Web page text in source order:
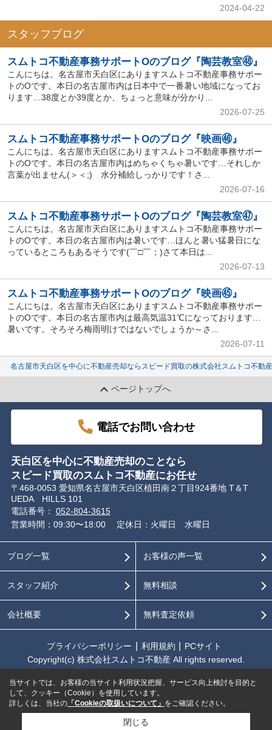
2024-04-22
スタッフブログ
スムトコ不動産事務サポートOのブログ『陶芸教室㊽』
こんにちは。名古屋市天白区にありますスムトコ不動産事務サポー
トのOです。本日の名古屋市内は日本中で一番暑い地域になってお
ります…38度とか39度とか、ちょっと意味が分かり...
2026-07-25
スムトコ不動産事務サポートOのブログ『映画㊻』
こんにちは。名古屋市天白区にありますスムトコ不動産事務サポー
トのOです。本日の名古屋市内はめちゃくちゃ暑いです…それしか
言葉が出ません(＞＜;) 水分補給しっかりです！さ...
2026-07-16
スムトコ不動産事務サポートOのブログ『陶芸教室㊼』
こんにちは。名古屋市天白区にありますスムトコ不動産事務サポー
トのOです。本日の名古屋市内は暑いです…ほんと暑い猛暑日にな
っているところもあるそうです(￣□￣；)さて本日は...
2026-07-13
スムトコ不動産事務サポートOのブログ『映画㊺』
こんにちは。名古屋市天白区にありますスムトコ不動産事務サポー
トのOです。本日の名古屋市内は最高気温31℃になっております…
暑いです。そろそろ梅雨明けではないでしょうか～さ...
2026-07-11
名古屋市天白区を中心に不動産売却ならスピード買取の株式会社スムトコ不動
ページトップへ
電話でお問い合わせ
天白区を中心に不動産売却のことなら
スピード買取のスムトコ不動産にお任せ
〒468-0053 愛知県名古屋市天白区植田南２丁目924番地 T＆T
UEDA HILLS 101
電話番号： 052-804-3615
営業時間：09:30〜18:00
定休日：火曜日 水曜日
ブログ一覧
スタッフ紹介
会社概要
お客様の声一覧
無料相談
無料査定依頼
プライバシーポリシー 利用規約
PCサイト
Copyright(c) 株式会社スムトコ不動産 All rights reserved.
当サイトでは、お客様の当サイト利用状況把握、サービス向上検討を目的と
して、クッキー（Cookie）を使用しています。
詳しくは、当社の 「Cookieの取扱いについて」 をご確認ください。
閉じる